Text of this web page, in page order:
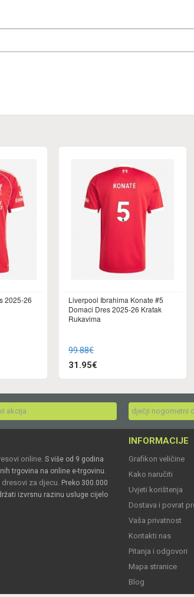
2025-26
Liverpool Ibrahima Konate #5
Domaci Dres 2025-26 Kratak
Rukavima
99.88€
31.95€
akcija dječji nogometni
online. S više od 9 godina
trgovina na online e-trgovinu.
za djecu. Preko 300.000
izvrsnu razinu usluge cijelo
INFORMACIJE
Grafikon veličine
Kako naručiti
Uvjeti korištenja
Dostava i povrat
Vaša privatnost
Kontakti nas
Pitanja i odgovori
Mapa stranice
Blog